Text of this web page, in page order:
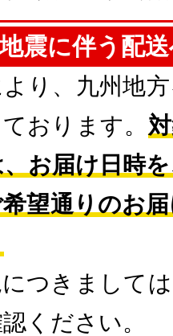
地震に伴う配
り、九州地
おります。
お届け日時
望通りのお
つきまして
ください。